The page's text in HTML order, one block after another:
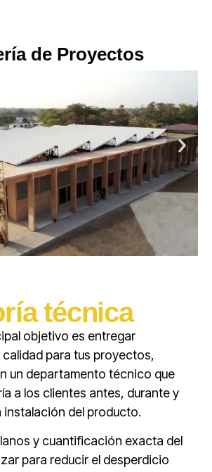
de Proyectos
técnica
objetivo es entregar
para tus proyectos,
un departamento técnico que
a los clientes antes, durante y
instalación del producto.
y cuantificación exacta del
para reducir el desperdicio